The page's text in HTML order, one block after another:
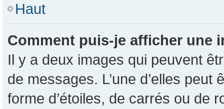
Haut
Comment puis-je afficher une
Il y a deux images qui peuvent
de messages. L’une d’elles
forme d’étoiles, de carrés ou de